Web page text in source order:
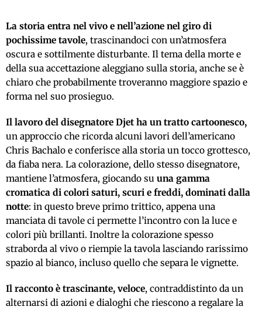
La storia entra nel vivo e nell’azione nel giro di
pochissime tavole, trascinandoci con un’atmosfera
oscura e sottilmente disturbante. Il tema della morte e
della sua accettazione aleggiano sulla storia, anche se è
chiaro che probabilmente troveranno maggiore spazio e
forma nel suo prosieguo.
Il lavoro del disegnatore Djet ha un tratto cartoonesco,
un approccio che ricorda alcuni lavori dell’americano
Chris Bachalo e conferisce alla storia un tocco grottesco,
da fiaba nera. La colorazione, dello stesso disegnatore,
mantiene l’atmosfera, giocando su una gamma
cromatica di colori saturi, scuri e freddi, dominati dalla
notte: in questo breve primo trittico, appena una
manciata di tavole ci permette l’incontro con la luce e
colori più brillanti. Inoltre la colorazione spesso
straborda al vivo o riempie la tavola lasciando rarissimo
spazio al bianco, incluso quello che separa le vignette.
Il racconto è trascinante, veloce, contraddistinto da un
alternarsi di azioni e dialoghi che riescono a regalare la